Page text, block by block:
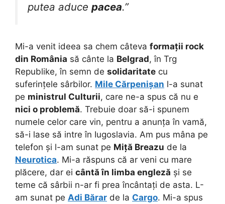
putea aduce pacea.”
Mi-a venit ideea sa chem câteva formații rock
din România să cânte la Belgrad, în Trg
Republike, în semn de solidaritate cu
suferințele sârbilor. Mile Cărpenișan l-a sunat
pe ministrul Culturii, care ne-a spus că nu e
nici o problemă. Trebuie doar să-i spunem
numele celor care vin, pentru a anunța în vamă,
să-i lase să intre în Iugoslavia. Am pus mâna pe
telefon și l-am sunat pe Miță Breazu de la
Neurotica. Mi-a răspuns că ar veni cu mare
plăcere, dar ei cântă în limba engleză și se
teme că sârbii n-ar fi prea încântați de asta. L-
am sunat pe Adi Bărar de la Cargo. Mi-a spus